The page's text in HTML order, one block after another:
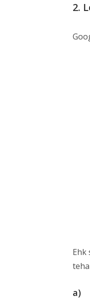
2.
Ehk
a)